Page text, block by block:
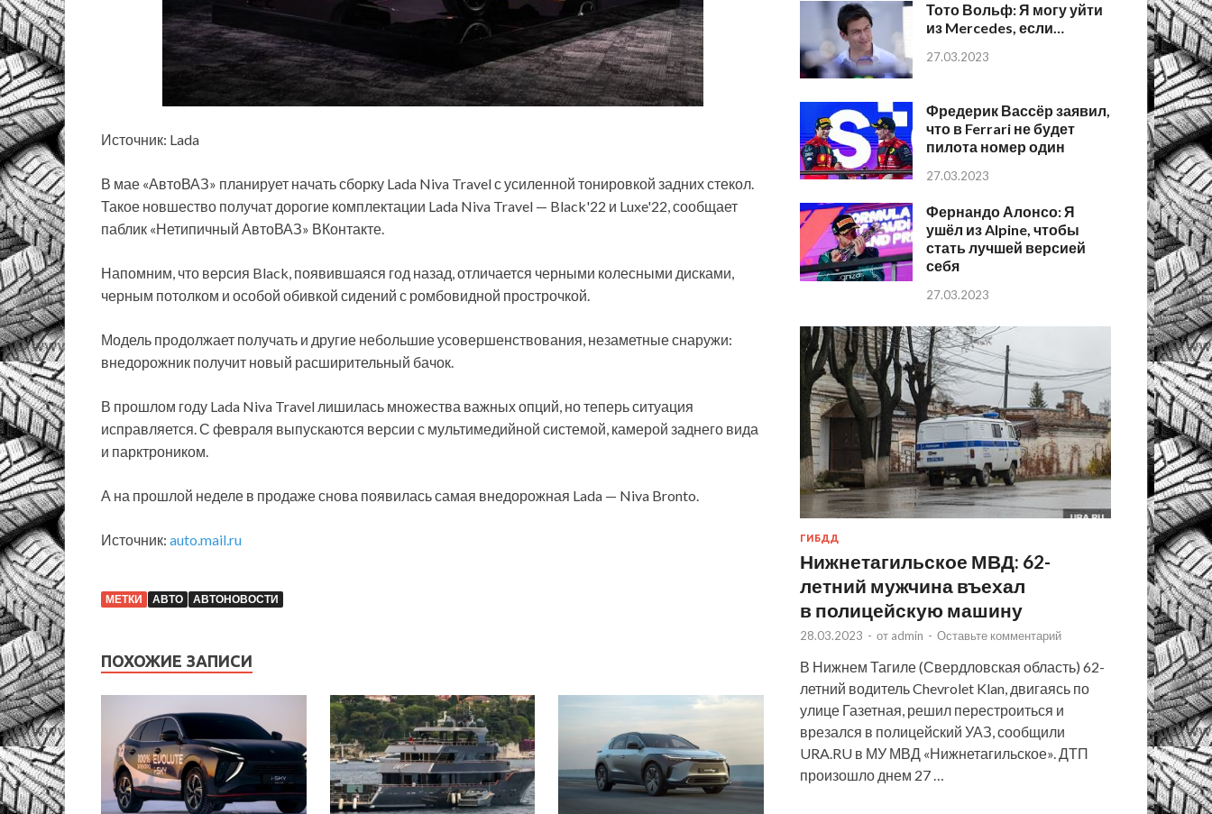
Источник: Lada
В мае «АвтоВАЗ» планирует начать сборку Lada Niva Travel с усиленной тонировкой задних стекол.
Такое новшество получат дорогие комплектации Lada Niva Travel — Black'22 и Luxe'22, сообщает
паблик «Нетипичный АвтоВАЗ» ВКонтакте.
Напомним, что версия Black, появившаяся год назад, отличается черными колесными дисками,
черным потолком и особой обивкой сидений с ромбовидной прострочкой.
Модель продолжает получать и другие небольшие усовершенствования, незаметные снаружи:
внедорожник получит новый расширительный бачок.
В прошлом году Lada Niva Travel лишилась множества важных опций, но теперь ситуация
исправляется. С февраля выпускаются версии с мультимедийной системой, камерой заднего вида
и парктроником.
А на прошлой неделе в продаже снова появилась самая внедорожная Lada — Niva Bronto.
Источник: auto.mail.ru
МЕТКИ АВТО АВТОНОВОСТИ
ПОХОЖИЕ ЗАПИСИ
Тото Вольф: Я могу уйти
из Mercedes, если…
27.03.2023
Фредерик Вассёр заявил,
что в Ferrari не будет
пилота номер один
27.03.2023
Фернандо Алонсо: Я
ушёл из Alpine, чтобы
стать лучшей версией
себя
27.03.2023
ГИБДД
Нижнетагильское МВД: 62-
летний мужчина въехал
в полицейскую машину
28.03.2023 - от admin - Оставьте комментарий
В Нижнем Тагиле (Свердловская область) 62-
летний водитель Chevrolet Klan, двигаясь по
улице Газетная, решил перестроиться и
врезался в полицейский УАЗ, сообщили
URA.RU в МУ МВД «Нижнетагильское». ДТП
произошло днем 27 …